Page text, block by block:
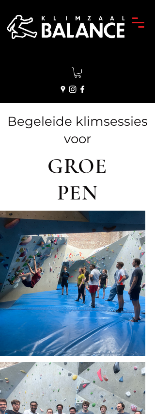
Begeleide klimsessies
voor
GROE
PEN